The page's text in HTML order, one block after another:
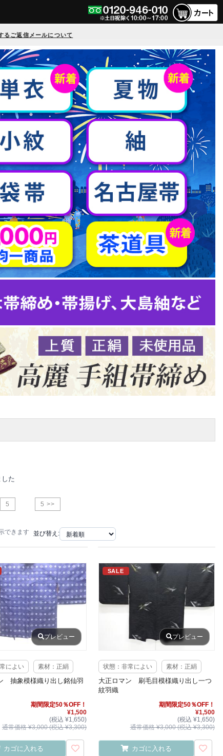
るご返信メールについて
た
5 5 >>
できます 並び替え:
プレビュー
によい 素材：正絹
抽象模様織り出し銘仙羽
期間限定50％OFF！
¥1,500
(税込 ¥1,650)
通常価格 ¥3,000 (税込 ¥3,300)
カゴに入れる
SALE
プレビュー
状態：非常によい 素材：正絹
大正ロマン 刷毛目模様織り出し一つ
紋羽織
期間限定50％OFF！
¥1,500
(税込 ¥1,650)
通常価格 ¥3,000 (税込 ¥3,300)
カゴに入れる